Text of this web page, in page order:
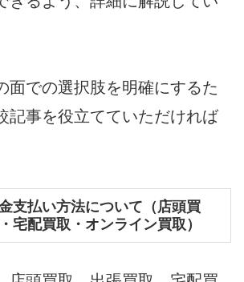
面での選択肢を明確にするた
記事を役立てていただければ
支払い方法について（店頭買
宅配買取・オンライン買取）